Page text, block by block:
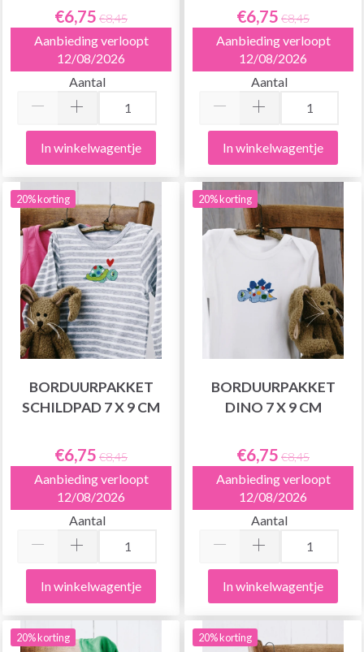
€6,75 €8,45
Aanbieding verloopt
12/08/2026
Aantal
In winkelwagentje
€6,75 €8,45
Aanbieding verloopt
12/08/2026
Aantal
In winkelwagentje
20% korting
BORDUURPAKKET
SCHILDPAD 7 X 9 CM
€6,75 €8,45
Aanbieding verloopt
12/08/2026
Aantal
In winkelwagentje
20% korting
BORDUURPAKKET
DINO 7 X 9 CM
€6,75 €8,45
Aanbieding verloopt
12/08/2026
Aantal
In winkelwagentje
20% korting 20% korting